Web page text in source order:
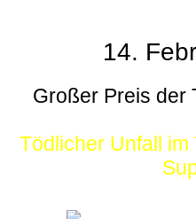
14.
Großer Preis der
Tödlicher Unfall